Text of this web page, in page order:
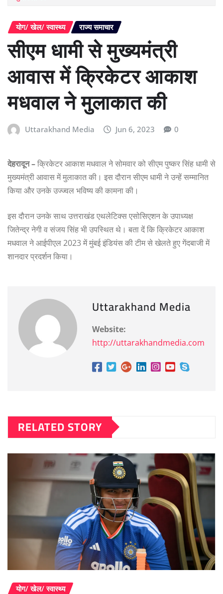
योग/ खेल/ स्वास्थ्य राज्य समाचार
सीएम धामी से मुख्यमंत्री
आवास में क्रिकेटर आकाश
मधवाल ने मुलाकात की
Uttarakhand Media Jun 6, 2023 0
देहरादून –क्रिकेटर आकाश मधवाल ने सोमवार को सीएम पुष्कर सिंह धामी से
मुख्यमंत्री आवास में मुलाकात की। इस दौरान सीएम धामी ने उन्हें सम्मानित
किया और उनके उज्ज्वल भविष्य की कामना की।
इस दौरान उनके साथ उत्तराखंड एथलेटिक्स एसोसिएशन के उपाध्यक्ष
जितेन्द्र नेगी व संजय सिंह भी उपस्थित थे। बता दें कि क्रिकेटर आकाश
मधवाल ने आईपीएल 2023 में मुंबई इंडियंस की टीम से खेलते हुए गेंदबाजी में
शानदार प्रदर्शन किया।
Uttarakhand Media
Website:
http://uttarakhandmedia.com
RELATED STORY
योग/ खेल/ स्वास्थ्य